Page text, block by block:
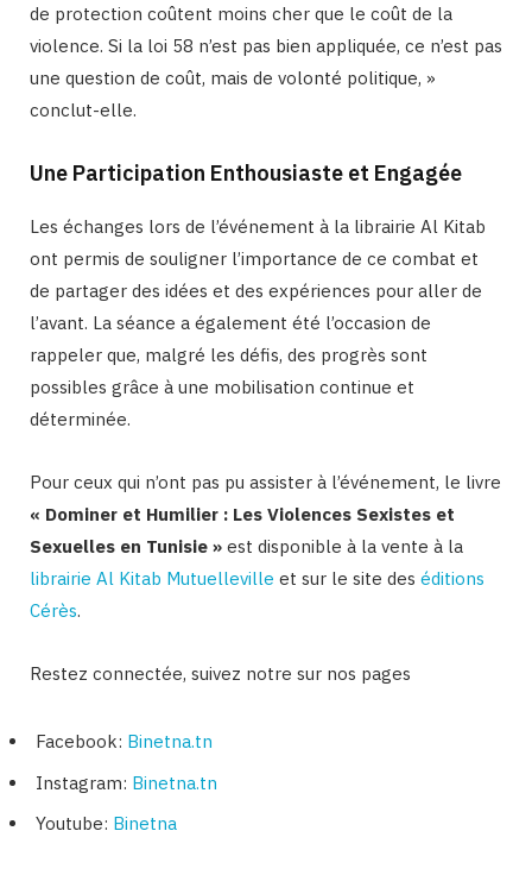
de protection coûtent moins cher que le coût de la
violence. Si la loi 58 n’est pas bien appliquée, ce n’est pas
une question de coût, mais de volonté politique, »
conclut-elle.
Une Participation Enthousiaste et Engagée
Les échanges lors de l’événement à la librairie Al Kitab
ont permis de souligner l’importance de ce combat et
de partager des idées et des expériences pour aller de
l’avant. La séance a également été l’occasion de
rappeler que, malgré les défis, des progrès sont
possibles grâce à une mobilisation continue et
déterminée.
Pour ceux qui n’ont pas pu assister à l’événement, le livre
« Dominer et Humilier : Les Violences Sexistes et
Sexuelles en Tunisie » est disponible à la vente à la
librairie Al Kitab Mutuelleville et sur le site des éditions
Cérès.
Restez connectée, suivez notre sur nos pages
Facebook: Binetna.tn
Instagram: Binetna.tn
Youtube: Binetna